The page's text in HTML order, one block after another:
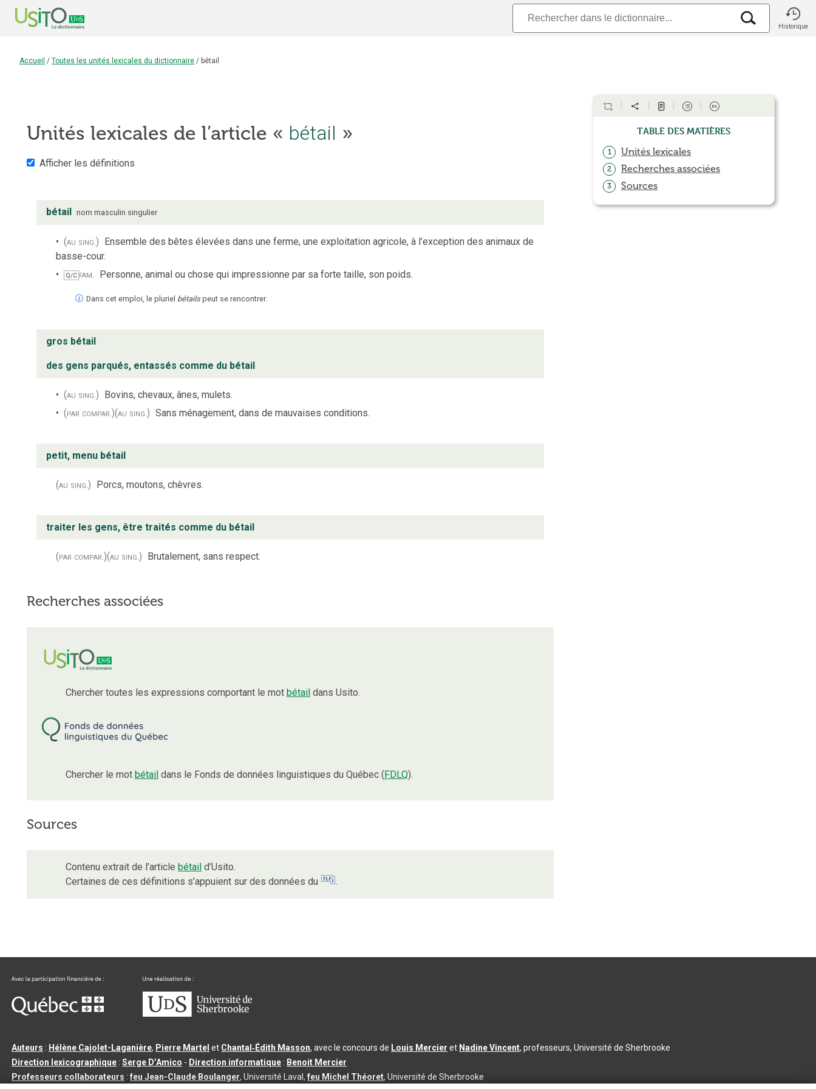
Historique
Accueil / Toutes les unités lexicales du dictionnaire / bétail
Unités lexicales de l’article « bétail »
Afficher les définitions
bétail nom masculin singulier
(au sing.) Ensemble des bêtes élevées dans une ferme, une exploitation agricole, à l’exception des animaux de
basse-cour.
Q/C fam. Personne, animal ou chose qui impressionne par sa forte taille, son poids.
Dans cet emploi, le pluriel bétails peut se rencontrer.
gros bétail
des gens parqués, entassés comme du bétail
(au sing.) Bovins, chevaux, ânes, mulets.
(par compar.)(au sing.) Sans ménagement, dans de mauvaises conditions.
petit, menu bétail
(au sing.) Porcs, moutons, chèvres.
traiter les gens, être traités comme du bétail
(par compar.)(au sing.) Brutalement, sans respect.
Recherches associées
Chercher toutes les expressions comportant le mot bétail dans Usito.
Chercher le mot bétail dans le Fonds de données linguistiques du Québec (FDLQ).
Sources
Contenu extrait de l’article bétail d’Usito.
Certaines de ces définitions s’appuient sur des données du
.
Table des matières
1 Unités lexicales
2 Recherches associées
3 Sources
Auteurs : Hélène Cajolet-Laganière, Pierre Martel et Chantal‑Édith Masson, avec le concours de Louis Mercier et Nadine Vincent, professeurs, Université de Sherbrooke
Direction lexicographique :Serge D’Amico - Direction informatique : Benoit Mercier
Professeurs collaborateurs :feu Jean-Claude Boulanger, Université Laval,feu Michel Théoret, Université de Sherbrooke